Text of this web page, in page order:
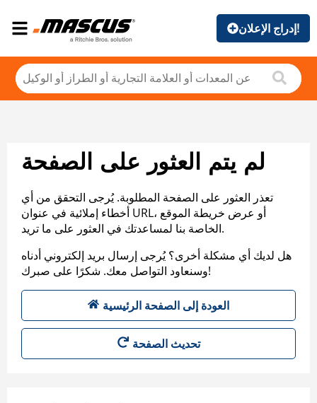
إدراج الإعلان!
لم يتم العثور على الصفحة
تعذر العثور على الصفحة المطلوبة. يُرجى التحقق من أي
أخطاء إملائية في عنوان URL، أو عرض خريطة الموقع
الخاصة بنا لمساعدتك في العثور على ما تريد.
هل لديك أي مشكلة أخرى؟ يُرجى إرسال بريد إلكتروني أدناه
وسنعاود التواصل معك. شكرًا على صبرك!
العودة إلى الصفحة الرئيسية
تحديث الصفحة